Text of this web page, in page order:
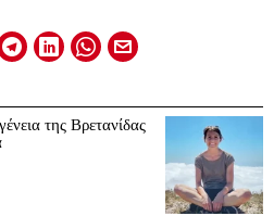
της Βρετανίδας